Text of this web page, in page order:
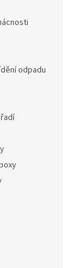
odpadu